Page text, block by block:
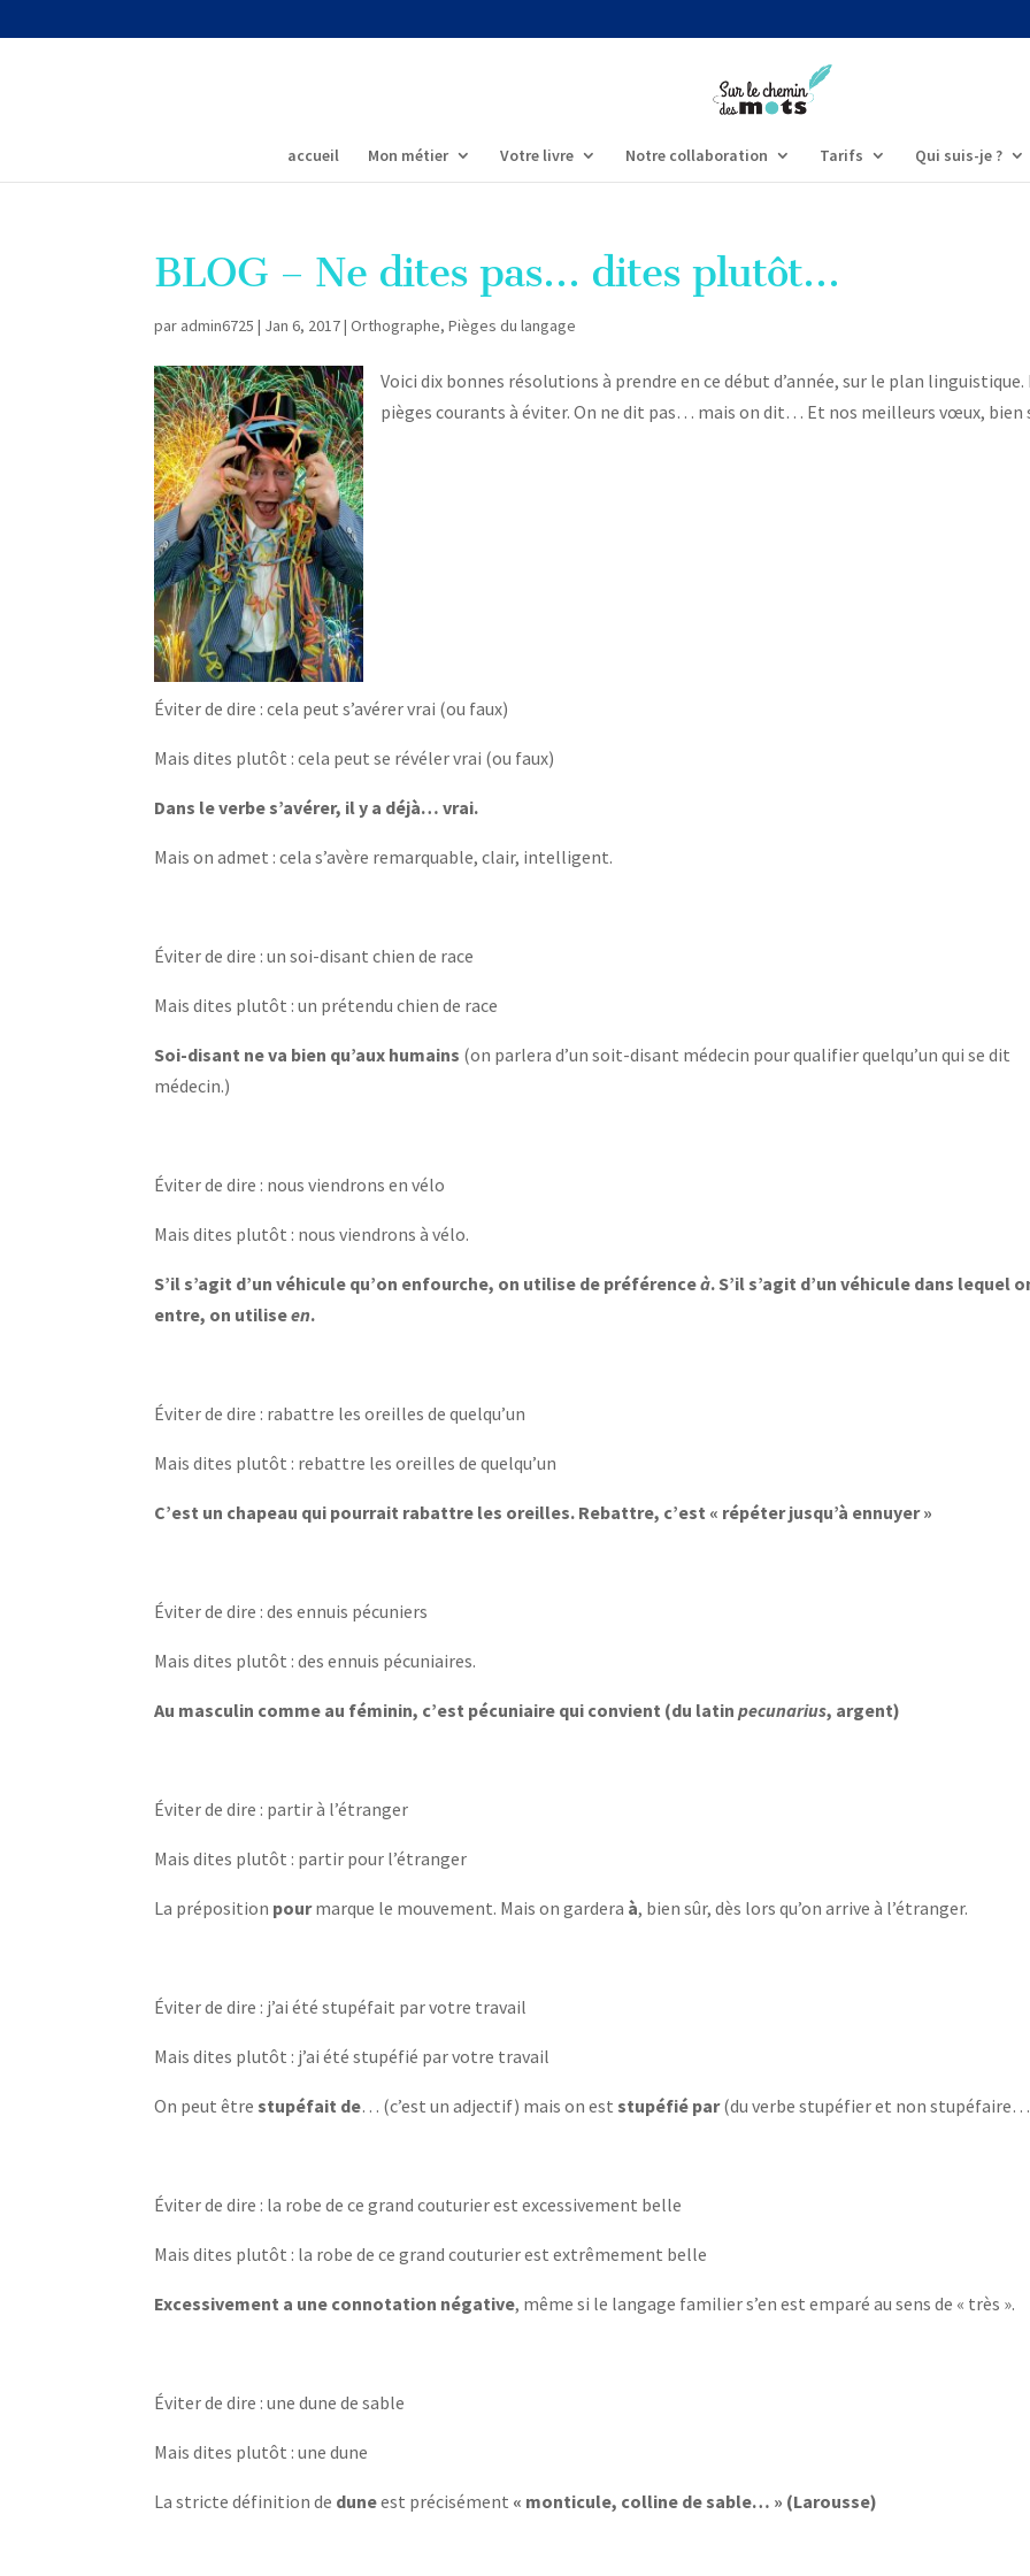
accueil Mon métier Votre livre Notre collaboration Tarifs Qui suis-je ?
BLOG – Ne dites pas… dites plutôt…
par admin6725 | Jan 6, 2017|Orthographe,Pièges du langage
Voici dix bonnes résolutions à prendre en ce début d’année, sur le plan linguistique.
pièges courants à éviter. On ne dit pas… mais on dit… Et nos meilleurs vœux, bien
Éviter de dire : cela peut s’avérer vrai (ou faux)
Mais dites plutôt : cela peut se révéler vrai (ou faux)
Dans le verbe s’avérer, il y a déjà… vrai.
Mais on admet : cela s’avère remarquable, clair, intelligent.
Éviter de dire : un soi-disant chien de race
Mais dites plutôt : un prétendu chien de race
Soi-disant ne va bien qu’aux humains (on parlera d’un soit-disant médecin pour qualifier quelqu’un qui se dit
médecin.)
Éviter de dire : nous viendrons en vélo
Mais dites plutôt : nous viendrons à vélo.
S’il s’agit d’un véhicule qu’on enfourche, on utilise de préférenceà. S’il s’agit d’un véhicule dans lequel
entre, on utiliseen.
Éviter de dire : rabattre les oreilles de quelqu’un
Mais dites plutôt : rebattre les oreilles de quelqu’un
C’est un chapeau qui pourrait rabattre les oreilles. Rebattre, c’est « répéter jusqu’à ennuyer »
Éviter de dire : des ennuis pécuniers
Mais dites plutôt : des ennuis pécuniaires.
Au masculin comme au féminin, c’est pécuniaire qui convient (du latinpecunarius, argent)
Éviter de dire : partir à l’étranger
Mais dites plutôt : partir pour l’étranger
La préposition pourmarque le mouvement. Mais on gardera à, bien sûr, dès lors qu’on arrive à l’étranger.
Éviter de dire : j’ai été stupéfait par votre travail
Mais dites plutôt : j’ai été stupéfié par votre travail
On peut êtrestupéfait de… (c’est un adjectif) mais on eststupéfié par(du verbe stupéfier et non
Éviter de dire : la robe de ce grand couturier est excessivement belle
Mais dites plutôt : la robe de ce grand couturier est extrêmement belle
Excessivement a une connotation négative, même si le langage familier s’en est emparé au sens de « très ».
Éviter de dire : une dune de sable
Mais dites plutôt : une dune
La stricte définition de duneest précisément « monticule, colline de sable… » (Larousse)